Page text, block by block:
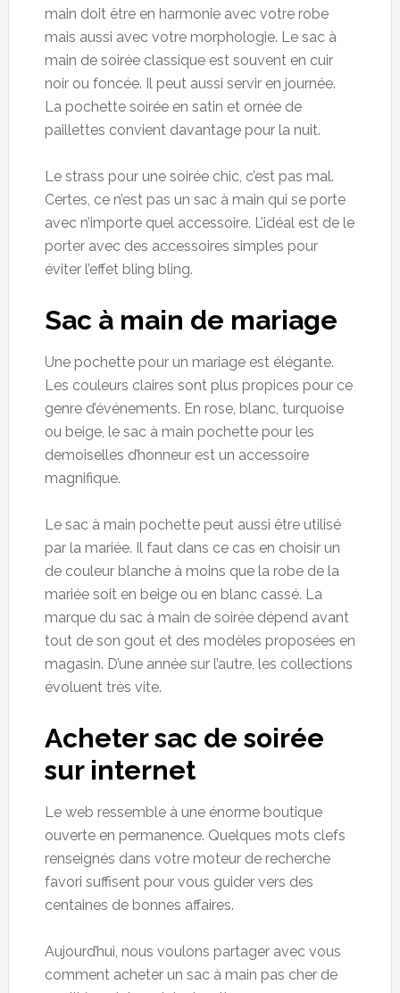
main doit être en harmonie avec votre robe
mais aussi avec votre morphologie. Le sac à
main de soirée classique est souvent en cuir
noir ou foncée. Il peut aussi servir en journée.
La pochette soirée en satin et ornée de
paillettes convient davantage pour la nuit.
Le strass pour une soirée chic, c’est pas mal.
Certes, ce n’est pas un sac à main qui se porte
avec n’importe quel accessoire. L’idéal est de le
porter avec des accessoires simples pour
éviter l’effet bling bling.
Sac à main de mariage
Une pochette pour un mariage est élégante.
Les couleurs claires sont plus propices pour ce
genre d’événements. En rose, blanc, turquoise
ou beige, le sac à main pochette pour les
demoiselles d’honneur est un accessoire
magnifique.
Le sac à main pochette peut aussi être utilisé
par la mariée. Il faut dans ce cas en choisir un
de couleur blanche à moins que la robe de la
mariée soit en beige ou en blanc cassé. La
marque du sac à main de soirée dépend avant
tout de son gout et des modèles proposées en
magasin. D’une année sur l’autre, les collections
évoluent très vite.
Acheter sac de soirée
sur internet
Le web ressemble à une énorme boutique
ouverte en permanence. Quelques mots clefs
renseignés dans votre moteur de recherche
favori suffisent pour vous guider vers des
centaines de bonnes affaires.
Aujourd’hui, nous voulons partager avec vous
comment acheter un sac à main pas cher de